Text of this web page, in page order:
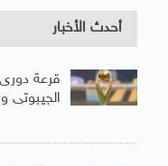
أحدث الأخبار
قرعة دورى
الجيبوتى